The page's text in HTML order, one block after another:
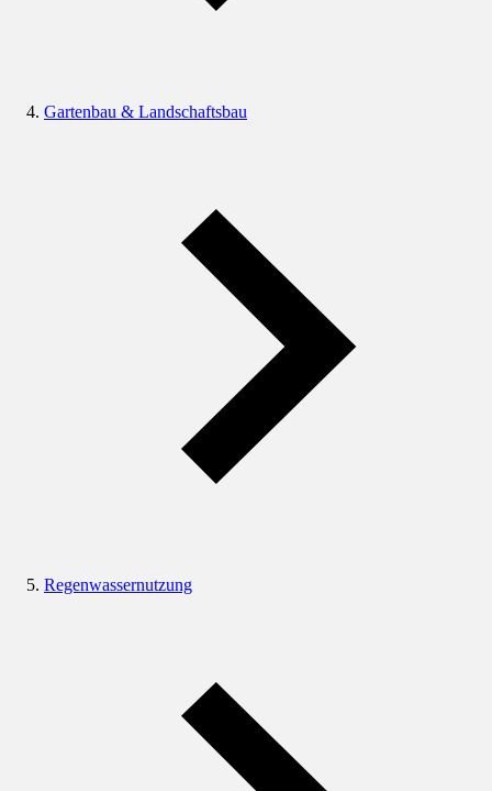
Gartenbau & Landschaftsbau
Regenwassernutzung